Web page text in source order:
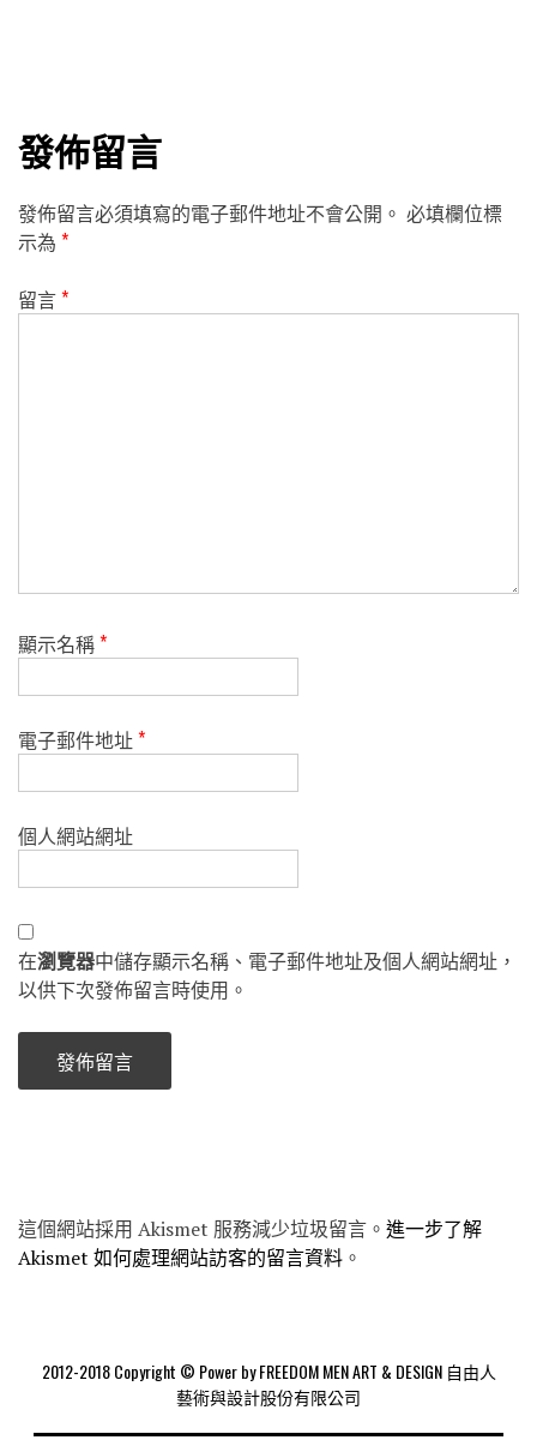
發佈留言
發佈留言必須填寫的電子郵件地址不會公開。 必填欄位標
示為 *
留言*
顯示名稱*
電子郵件地址*
個人網站網址
在瀏覽器中儲存顯示名稱、電子郵件地址及個人網站網址，
以供下次發佈留言時使用。
這個網站採用 Akismet 服務減少垃圾留言。 進一步了解
Akismet 如何處理網站訪客的留言資料 。
2012-2018 Copyright © Power by FREEDOM MEN ART & DESIGN 自由人
藝術與設計股份有限公司